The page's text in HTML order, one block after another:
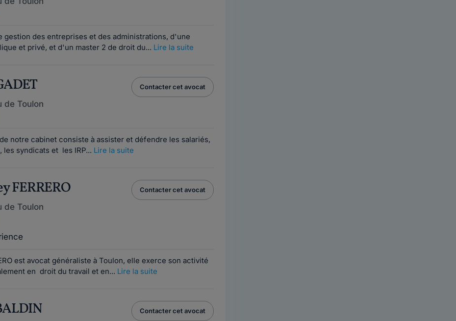
gestion des entreprises et des administrations, d'une
et privé, et d'un master 2 de droit du... Lire la suite
de Toulon
Contacter cet avocat
notre cabinet consiste à assister et défendre les salariés,
les syndicats et les IRP... Lire la suite
FERRERO
de Toulon
Contacter cet avocat
est avocat généraliste à Toulon, elle exerce son activité
en droit du travail et en... Lire la suite
Contacter cet avocat